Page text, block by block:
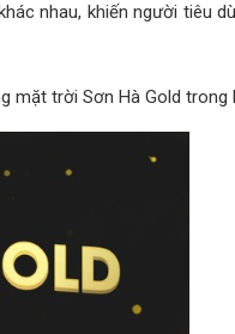
nhau, khiến người tiêu
trời Sơn Hà Gold trong